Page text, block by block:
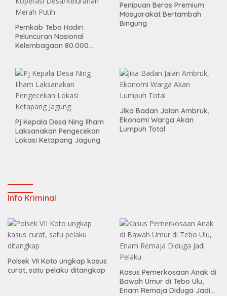
Pemkab Tebo Hadiri
Peluncuran Nasional
Kelembagaan 80.000
Penipuan Beras Premium
Masyarakat Bertambah
Bingung
Pj Kepala Desa Ning Ilham
Laksanakan Pengecekan
Lokasi Ketapang Jagung
Jika Badan Jalan Ambruk,
Ekonomi Warga Akan
Lumpuh Total
Info Kriminal
Polsek VII Koto ungkap kasus
curat, satu pelaku ditangkap
Kasus Pemerkosaan Anak di
Bawah Umur di Tebo Ulu,
Enam Remaja Diduga Jadi